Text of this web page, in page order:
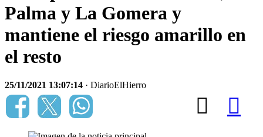
Palma y La Gomera y
mantiene el riesgo amarillo en
el resto
25/11/2021 13:07:14 · DiarioElHierro